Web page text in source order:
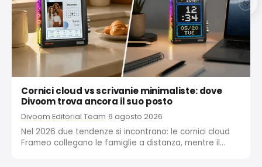
Cornici cloud vs scrivanie minimaliste: dove
Divoom trova ancora il suo posto
Divoom Editorial Team 6 agosto 2026
Nel 2026 due tendenze si incontrano: le cornici cloud
Frameo collegano le famiglie a distanza, mentre il